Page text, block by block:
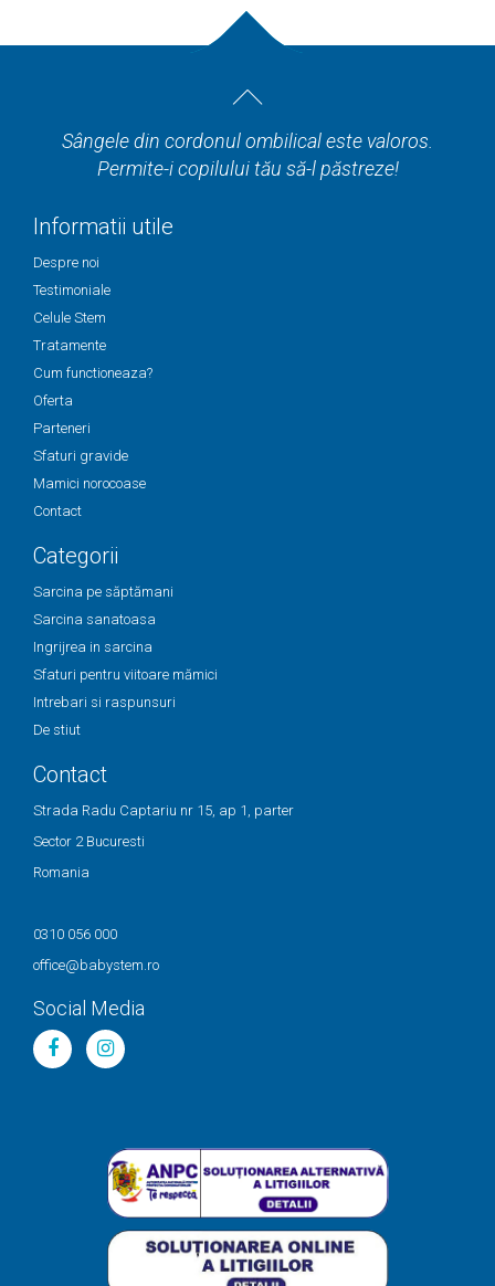
Sângele din cordonul ombilical este valoros.
Permite-i copilului tău să-l păstreze!
Informatii utile
Despre noi
Testimoniale
Celule Stem
Tratamente
Cum functioneaza?
Oferta
Parteneri
Sfaturi gravide
Mamici norocoase
Contact
Categorii
Sarcina pe săptămani
Sarcina sanatoasa
Ingrijrea in sarcina
Sfaturi pentru viitoare mămici
Intrebari si raspunsuri
De stiut
Contact
Strada Radu Captariu nr 15, ap 1, parter
Sector 2 Bucuresti
Romania
0310 056 000
office@babystem.ro
Social Media